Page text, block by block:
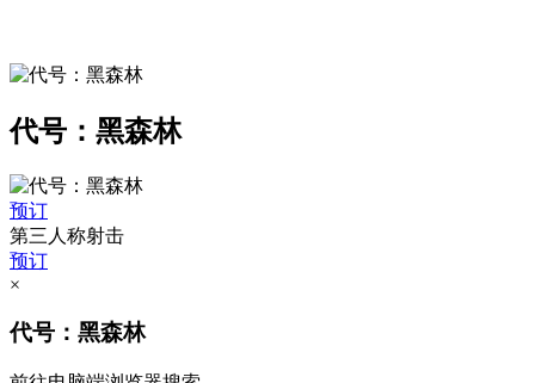
代号：黑森林
预订
第三人称射击
预订
×
代号：黑森林